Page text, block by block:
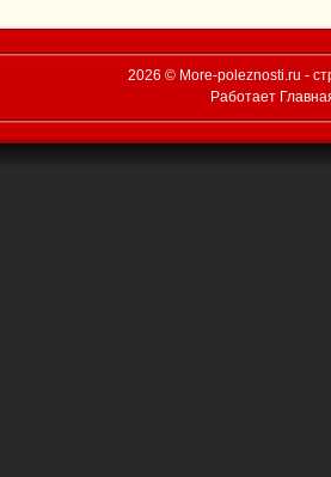
2026 © More-poleznosti.ru -
Работает